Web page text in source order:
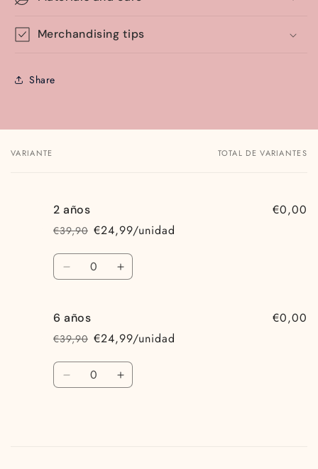
Merchandising tips
Share
Tu
VARIANTE TOTAL DE VARIANTES
2 años
Precio
habitual
€39,90
Precio
de
oferta
€24,99/unidad
€0,00
Cantidad
Reducir
2
años
Aumentar
años
6 años
Precio
habitual
€39,90
Precio
de
oferta
€24,99/unidad
€0,00
Cantidad
Reducir
Aumentar